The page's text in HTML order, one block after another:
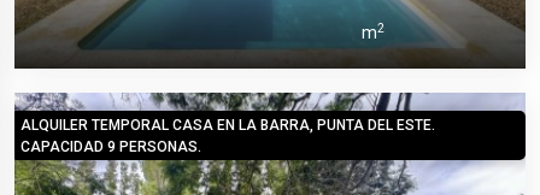
m2
ALQUILER TEMPORAL CASA EN LA BARRA, PUNTA DEL ESTE.
CAPACIDAD 9 PERSONAS.